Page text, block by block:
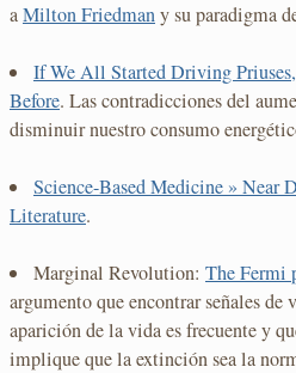
aMilton Friedmany su paradigma
If We All Started Driving
Before. Las contradicciones del
disminuir nuestro consumo
Science-Based Medicine » Near
Literature.
Marginal Revolution: The Fermi
argumento que encontrar señales
aparición de la vida es frecuente y
implique que la extinción sea la